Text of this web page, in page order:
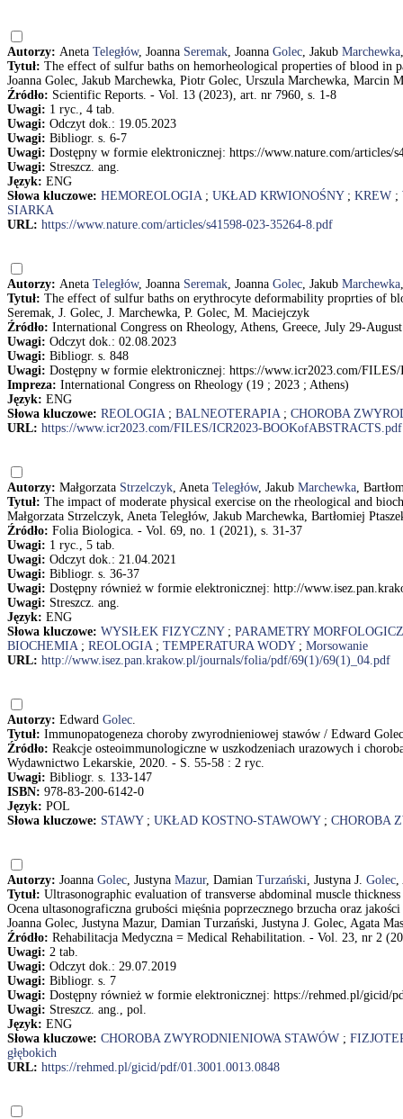
Autorzy: Aneta Teległów, Joanna Seremak, Joanna Golec, Jakub Marchewka
Tytuł: The effect of sulfur baths on hemorheological properties of blood in
Joanna Golec, Jakub Marchewka, Piotr Golec, Urszula Marchewka, Marcin
Źródło: Scientific Reports. - Vol. 13 (2023), art. nr 7960, s. 1-8
Uwagi: 1 ryc., 4 tab.
Uwagi: Odczyt dok.: 19.05.2023
Uwagi: Bibliogr. s. 6-7
Uwagi: Dostępny w formie elektronicznej: https://www.nature.com/articles/
Uwagi: Streszcz. ang.
Język: ENG
Słowa kluczowe: HEMOREOLOGIA; UKŁAD KRWIONOŚNY; KREW ;
SIARKA
URL: https://www.nature.com/articles/s41598-023-35264-8.pdf
Autorzy: Aneta Teległów, Joanna Seremak, Joanna Golec, Jakub Marchewka
Tytuł: The effect of sulfur baths on erythrocyte deformability proprties of
Seremak, J. Golec, J. Marchewka, P. Golec, M. Maciejczyk
Źródło: International Congress on Rheology, Athens, Greece, July 29-
Uwagi: Odczyt dok.: 02.08.2023
Uwagi: Bibliogr. s. 848
Uwagi: Dostępny w formie elektronicznej: https://www.icr2023.com/
Impreza: International Congress on Rheology (19 ; 2023 ; Athens)
Język: ENG
Słowa kluczowe: REOLOGIA; BALNEOTERAPIA; CHOROBA
URL: https://www.icr2023.com/FILES/ICR2023-BOOKofABSTRACTS.pdf
Autorzy: Małgorzata Strzelczyk, Aneta Teległów, Jakub Marchewka,
Tytuł: The impact of moderate physical exercise on the rheological and
Małgorzata Strzelczyk, Aneta Teległów, Jakub Marchewka, Bartłomiej
Źródło: Folia Biologica. - Vol. 69, no. 1 (2021), s. 31-37
Uwagi: 1 ryc., 5 tab.
Uwagi: Odczyt dok.: 21.04.2021
Uwagi: Bibliogr. s. 36-37
Uwagi: Dostępny również w formie elektronicznej: http://
Uwagi: Streszcz. ang.
Język: ENG
Słowa kluczowe: WYSIŁEK FIZYCZNY; PARAMETRY
BIOCHEMIA; REOLOGIA; TEMPERATURA WODY; Morsowanie
URL: http://www.isez.pan.krakow.pl/journals/folia/pdf/69(1)/69(1)_04.pdf
Autorzy: Edward Golec.
Tytuł: Immunopatogeneza choroby zwyrodnieniowej stawów / Edward Golec
Źródło: Reakcje osteoimmunologiczne w uszkodzeniach urazowych i
Wydawnictwo Lekarskie, 2020. - S. 55-58 : 2 ryc.
Uwagi: Bibliogr. s. 133-147
ISBN: 978-83-200-6142-0
Język: POL
Słowa kluczowe: STAWY; UKŁAD KOSTNO-STAWOWY; CHOROBA
Autorzy: Joanna Golec, Justyna Mazur, Damian Turzański, Justyna J. Golec,
Tytuł: Ultrasonographic evaluation of transverse abdominal muscle
Ocena ultasonograficzna grubości mięśnia poprzecznego brzucha oraz
Joanna Golec, Justyna Mazur, Damian Turzański, Justyna J. Golec, Agata
Źródło: Rehabilitacja Medyczna = Medical Rehabilitation. - Vol. 23, nr 2
Uwagi: 2 tab.
Uwagi: Odczyt dok.: 29.07.2019
Uwagi: Bibliogr. s. 7
Uwagi: Dostępny również w formie elektronicznej: https://rehmed.pl/gicid/
Uwagi: Streszcz. ang., pol.
Język: ENG
Słowa kluczowe: CHOROBA ZWYRODNIENIOWA STAWÓW ;
głębokich
URL: https://rehmed.pl/gicid/pdf/01.3001.0013.0848